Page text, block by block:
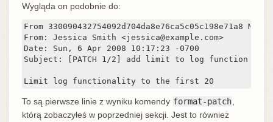
Wygląda on podobnie do:
From 330090432754092d704da8e76ca5c05c198e71a8
From: Jessica Smith <jessica@example.com>
Date: Sun, 6 Apr 2008 10:17:23 -0700
Subject: [PATCH 1/2] add limit to log function
Limit log functionality to the first 20
To są pierwsze linie z wyniku komendy format-patch
którą zobaczyłeś w poprzedniej sekcji. Jest to również